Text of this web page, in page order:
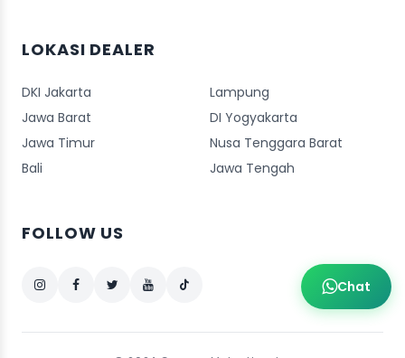
LOKASI DEALER
DKI Jakarta
Lampung
Jawa Barat
DI Yogyakarta
Jawa Timur
Nusa Tenggara Barat
Bali
Jawa Tengah
FOLLOW US
Chat